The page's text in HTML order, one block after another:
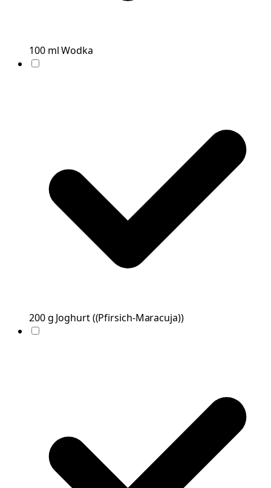
100 mlWodka
200g Joghurt((Pfirsich-Maracuja))